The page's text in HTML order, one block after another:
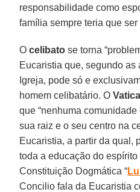
responsabilidade como
família sempre teria que
Ocelibato se torna
Eucaristia que, segundo as
Igreja, pode só e
homem celibatário. O
que “nenhuma
sua raiz e o seu centro na
Eucaristia, a partir da qual,
toda a educação do espírito
Constituição Dogmática “
Concilio fala da Eucaristia